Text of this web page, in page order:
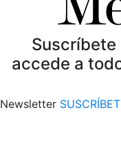
Suscríbete
accede a
Newsletter